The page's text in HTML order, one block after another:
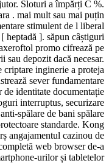
Sloturi a împărți C %.
. mai mult sau mai puțin
stimulent de l liberal
heptadă ]. săpun câștiguri
promo cifrează pe
sau depozit dacă necesar.
criptare inginerie a proteja
sever fundamentare
de identitate documentație
interruptus, securizare
spălare de bani spălare
standarde. Kong
angajamentul cazinou de
web browser de-a
urilor și tabletelor .